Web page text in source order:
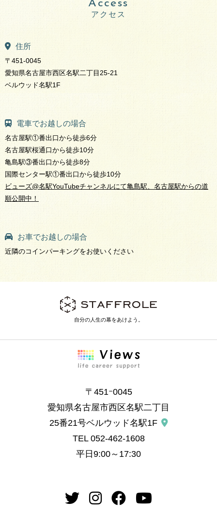
Access
住所
〒451-0045
愛知県名古屋市西区名駅二丁目25-21
ベルウッド名駅1F
電車でお越しの場合
名古屋駅①番出口から徒歩6分
名古屋駅桜通口から徒歩10分
亀島駅③番出口から徒歩8分
国際センター駅①番出口から徒歩10分
ビューズ@名駅YouTubeチャンネルにて亀島駅、名古屋駅からの道
順公開中！
お車でお越しの場合
近隣のコインパーキングをお使いください
自分の人生の幕をあけよう。
〒451ｰ0045
愛知県名古屋市西区名駅二丁目
25番21号ベルウッド名駅1F
TEL 052-462-1608
平日9:00～17:30